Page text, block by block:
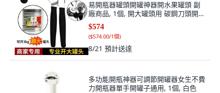
易開瓶器罐頭開罐神器開水果罐頭 副
廠商品, 1個, 開大罐頭用 碳鋼刀頭開罐
器,無規格, N/A
$574
($574.00/1個)
8/21 預計送達
多功能開瓶神器可調節開罐器女生不費
力開瓶器單手開罐子通用, 1個, 白色